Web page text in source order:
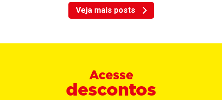
Veja mais posts
Acesse
descontos